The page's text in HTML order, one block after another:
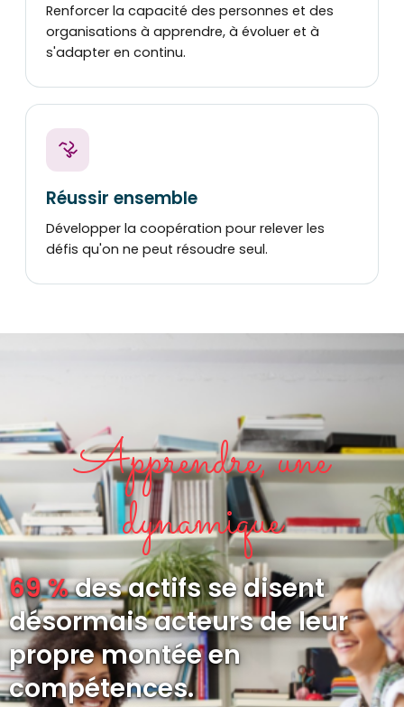
Renforcer la capacité des personnes et des
organisations à apprendre, à évoluer et à
s'adapter en continu.
Réussir ensemble
Développer la coopération pour relever les
défis qu'on ne peut résoudre seul.
Apprendre, une
dynamique
69 %des actifs se disent
désormais acteurs de leur
propre montée en
compétences.